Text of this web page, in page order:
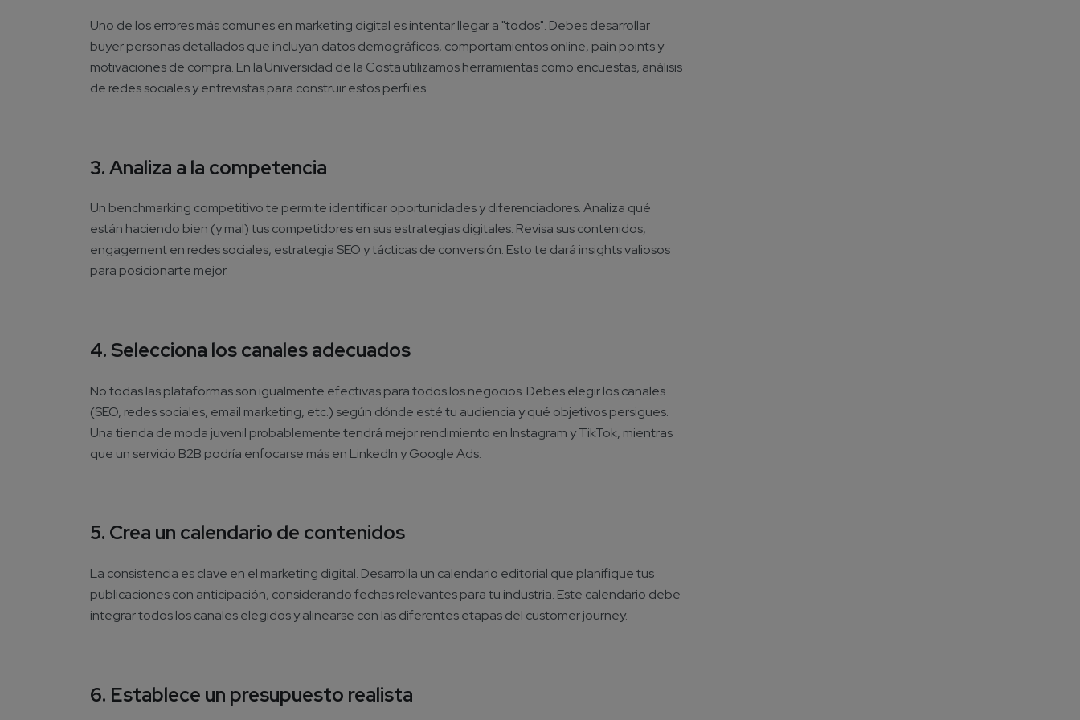
Uno de los errores más comunes en marketing digital es intentar llegar a "todos". Debes desarrollar
buyer personas detallados que incluyan datos demográficos, comportamientos online, pain points y
motivaciones de compra. En la Universidad de la Costa utilizamos herramientas como encuestas, análisis
de redes sociales y entrevistas para construir estos perfiles.
3. Analiza a la competencia
Un benchmarking competitivo te permite identificar oportunidades y diferenciadores. Analiza qué
están haciendo bien (y mal) tus competidores en sus estrategias digitales. Revisa sus contenidos,
engagement en redes sociales, estrategia SEO y tácticas de conversión. Esto te dará insights valiosos
para posicionarte mejor.
4. Selecciona los canales adecuados
No todas las plataformas son igualmente efectivas para todos los negocios. Debes elegir los canales
(SEO, redes sociales, email marketing, etc.) según dónde esté tu audiencia y qué objetivos persigues.
Una tienda de moda juvenil probablemente tendrá mejor rendimiento en Instagram y TikTok, mientras
que un servicio B2B podría enfocarse más en LinkedIn y Google Ads.
5. Crea un calendario de contenidos
La consistencia es clave en el marketing digital. Desarrolla un calendario editorial que planifique tus
publicaciones con anticipación, considerando fechas relevantes para tu industria. Este calendario debe
integrar todos los canales elegidos y alinearse con las diferentes etapas del customer journey.
6. Establece un presupuesto realista